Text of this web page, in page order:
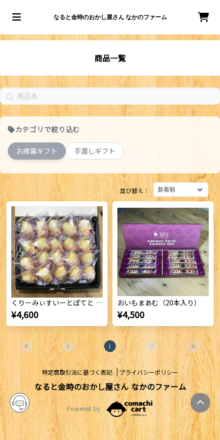
なると金時のおかし屋さん なかのファーム
商品一覧
カテゴリで絞り込む
お歳暮ギフト 手渡しギフト
並び替え：
くりーみぃすいーとぽてと （プレーン20個セット）
¥4,600
おいもまあむ（20本入り）
¥4,500
1
特定商取引法に基づく表記 プライバシーポリシー
なると金時のおかし屋さん なかのファーム
Powered by